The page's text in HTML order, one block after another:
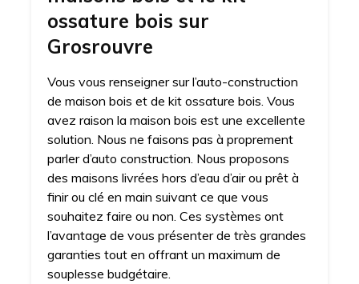
ossature bois sur
Grosrouvre
Vous vous renseigner sur l’auto-construction
de maison bois et de kit ossature bois. Vous
avez raison la maison bois est une excellente
solution. Nous ne faisons pas à proprement
parler d’auto construction. Nous proposons
des maisons livrées hors d’eau d’air ou prêt à
finir ou clé en main suivant ce que vous
souhaitez faire ou non. Ces systèmes ont
l’avantage de vous présenter de très grandes
garanties tout en offrant un maximum de
souplesse budgétaire.